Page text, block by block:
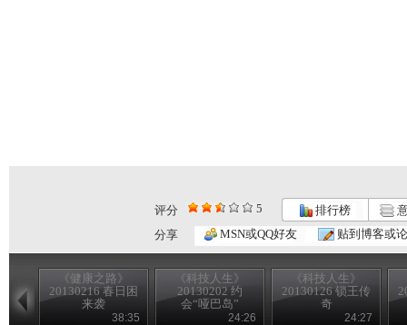
评分 5 排行榜
分享
MSN或QQ好友 贴到博客或
《健康之路》
20130216 春日困
来袭
38:35
《科技人生》
20130202 约
会“哑巴岛”
24:26
《科技人生》
20130126 锁王传
奇
24:27